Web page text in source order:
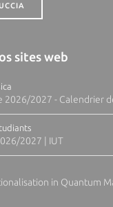
sites web
2026/2027 - Calendrier
2027 | IUT
in Quantum